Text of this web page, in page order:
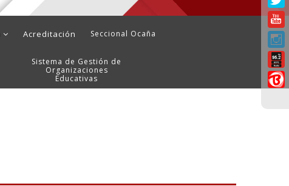
Acreditación Seccional Ocaña
Sistema de Gestión de
Organizaciones
Educativas